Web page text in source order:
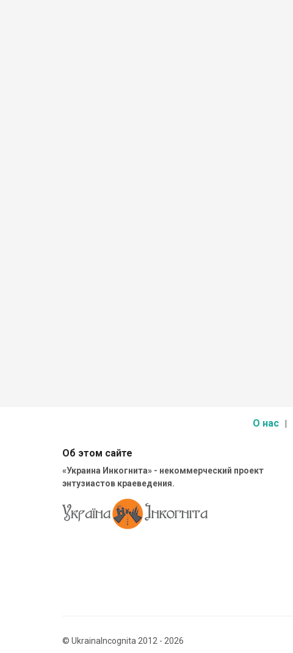
О нас
Об этом сайте
«Украина Инкогнита» - некоммерческий проект
энтузиастов краеведения.
© UkrainaIncognita 2012 - 2026